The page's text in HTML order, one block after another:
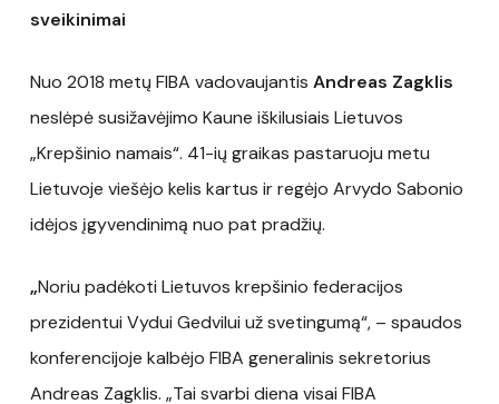
sveikinimai
Nuo 2018 metų FIBA vadovaujantis Andreas Zagklis
neslėpė susižavėjimo Kaune iškilusiais Lietuvos
„Krepšinio namais“. 41-ių graikas pastaruoju metu
Lietuvoje viešėjo kelis kartus ir regėjo Arvydo Sabonio
idėjos įgyvendinimą nuo pat pradžių.
„Noriu padėkoti Lietuvos krepšinio federacijos
prezidentui Vydui Gedvilui už svetingumą“, – spaudos
konferencijoje kalbėjo FIBA generalinis sekretorius
Andreas Zagklis. „Tai svarbi diena visai FIBA